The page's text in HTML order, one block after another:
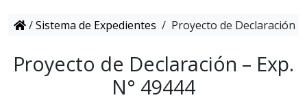
/Sistema de Expedientes / Proyecto de Declaración –
Proyecto de Declaración – Exp.
N° 49444